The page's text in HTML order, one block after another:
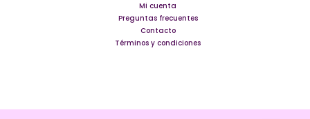
Mi cuenta
Preguntas frecuentes
Contacto
Términos y condiciones